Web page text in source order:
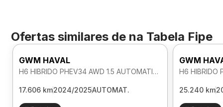
Ofertas similares de na Tabela Fipe
GWM HAVAL
H6 HIBRIDO PHEV34 AWD 1.5 AUTOMATICO
17.606 km2024/2025AUTOMAT.
GWM
25.240 km